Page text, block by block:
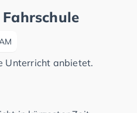
Unterricht anbietet.